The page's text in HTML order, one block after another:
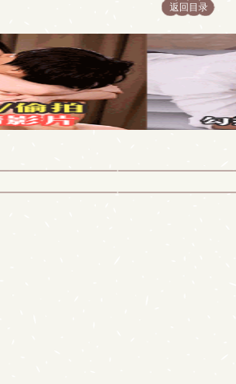
返回目录